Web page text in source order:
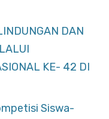
DAN
KE- 42 DI
Siswa-